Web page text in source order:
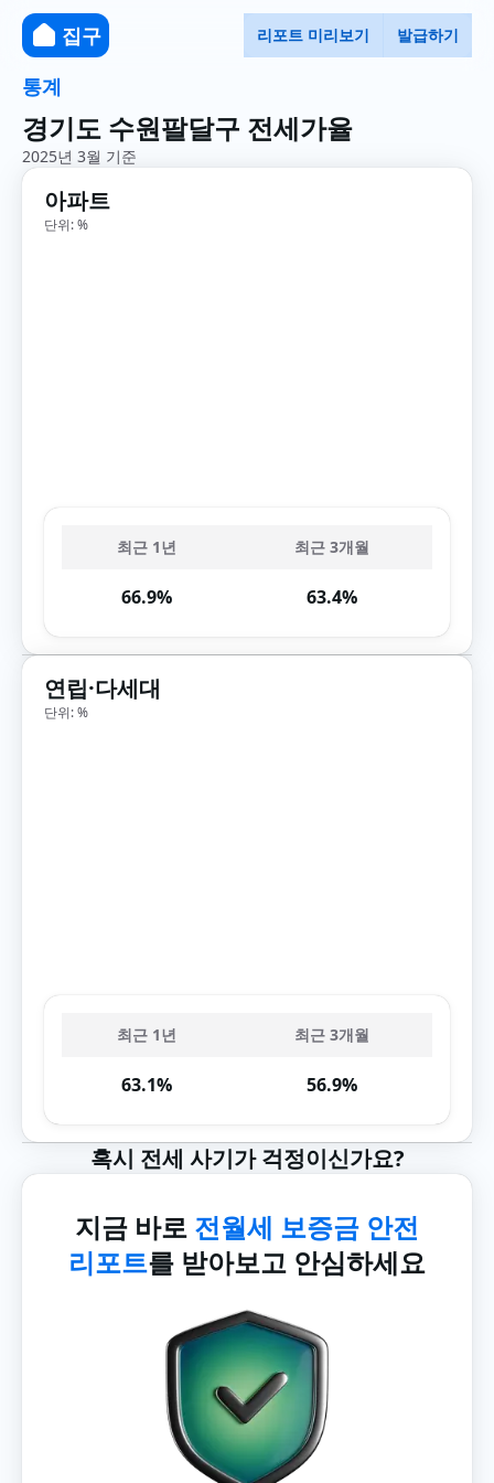
집구 리포트 미리보기 발급하기
통계
경기도 수원팔달구 전세가율
2025년 3월 기준
아파트
단위: %
최근 1년 최근 3개월
66.9% 63.4%
연립·다세대
단위: %
최근 1년 최근 3개월
63.1% 56.9%
혹시 전세 사기가 걱정이신가요?
지금 바로 전월세 보증금 안전
리포트를 받아보고 안심하세요